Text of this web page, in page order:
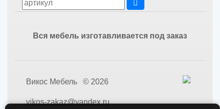
Вся мебель изготавливается под заказ
Викос Мебель © 2026
vikos-zakaz@yandex.ru